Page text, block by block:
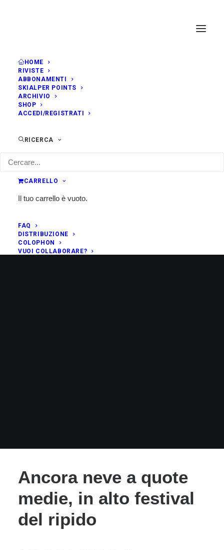
HOME
RIVISTE
ABBONAMENTI
SKIALPER POINTS
ARCHIVIO
SHOP
ACCEDI/REGISTRATI
RICERCA
CARRELLO
Il tuo carrello è vuoto.
FAQ
DISTRIBUZIONE
COLOPHON
VUOI COLLABORARE?
Ancora neve a quote
medie, in alto festival
del ripido